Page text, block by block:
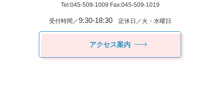
Tel:045-509-1009 Fax:045-509-1019
受付時間／9:30-18:30定休日／火・水曜日
アクセス案内